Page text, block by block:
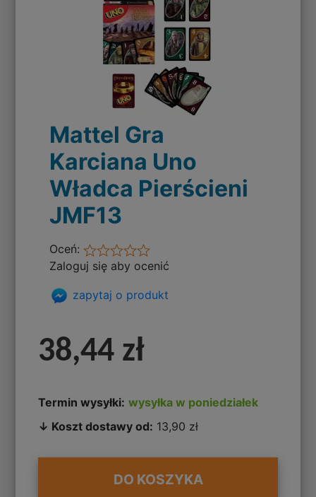
Mattel Gra
Karciana Uno
Władca Pierścieni
JMF13
Oceń:
Zaloguj się aby ocenić
zapytaj o produkt
38,44 zł
Termin wysyłki: wysyłka w poniedziałek
↓ Koszt dostawy od: 13,90 zł
DO KOSZYKA